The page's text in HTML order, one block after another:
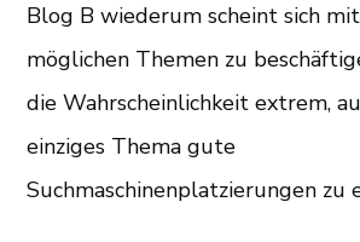
Blog B wiederum scheint sich
möglichen Themen zu
die Wahrscheinlichkeit extrem,
einziges Thema gute
Suchmaschinenplatzierungen zu